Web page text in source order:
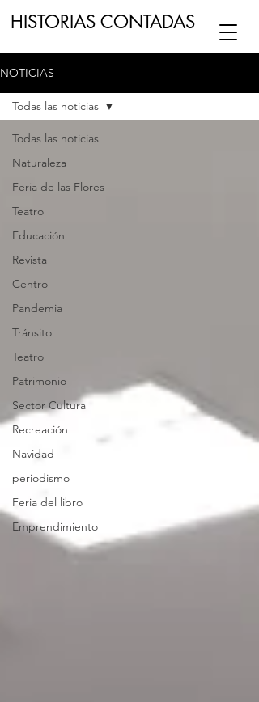
HISTORIAS CONTADAS
NUESTRO CANAL DE
ESCRIBENOS
NOTICIAS
Todas las noticias
Naturaleza
Feria de las Flores
Teatro
Educación
Revista
Centro
Pandemia
Tránsito
Teatro
Patrimonio
Sector Cultura
Recreación
Navidad
periodismo
Feria del libro
Emprendimiento
Todas las noticias